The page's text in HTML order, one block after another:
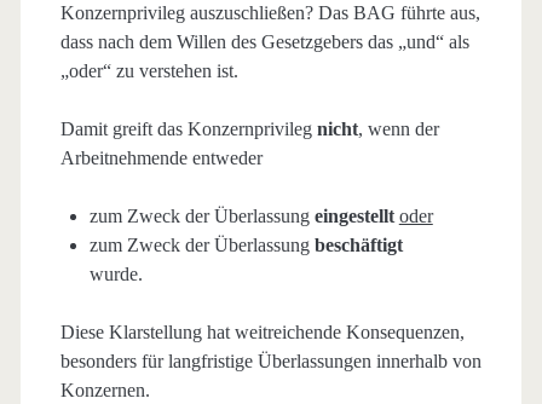
Konzernprivileg auszuschließen? Das BAG führte aus,
dass nach dem Willen des Gesetzgebers das „und“ als
„oder“ zu verstehen ist.
Damit greift das Konzernprivileg nicht, wenn der
Arbeitnehmende entweder
zum Zweck der Überlassung eingestellt oder
zum Zweck der Überlassung beschäftigt
wurde.
Diese Klarstellung hat weitreichende Konsequenzen,
besonders für langfristige Überlassungen innerhalb von
Konzernen.